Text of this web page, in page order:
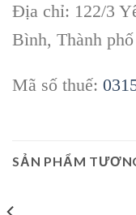
Địa chỉ: 122/3
Bình, Thành
Mã số thuế:
SẢN PHẨM